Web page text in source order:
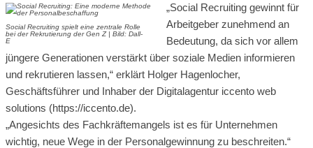
Social Recruiting spielt eine zentrale Rolle
bei der Rekrutierung der Gen Z | Bild: Dall-
E
„Social Recruiting gewinnt für
Arbeitgeber zunehmend an
Bedeutung, da sich vor allem
jüngere Generationen verstärkt über soziale Medien informieren
und rekrutieren lassen,“ erklärt Holger Hagenlocher,
Geschäftsführer und Inhaber der Digitalagentur iccento web
solutions (https://iccento.de).
„Angesichts des Fachkräftemangels ist es für Unternehmen
wichtig, neue Wege in der Personalgewinnung zu beschreiten.“